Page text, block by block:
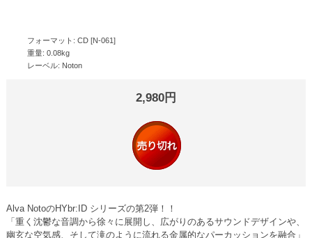
フォーマット: CD [N-061]
重量: 0.08kg
レーベル: Noton
2,980円
Alva NotoのHYbr:ID シリーズの第2弾！！
「重く沈鬱な音調から徐々に展開し、広がりのあるサウンドデザインや、
幽玄な空気感、そして滝のように流れる金属的なパーカッションを融合」